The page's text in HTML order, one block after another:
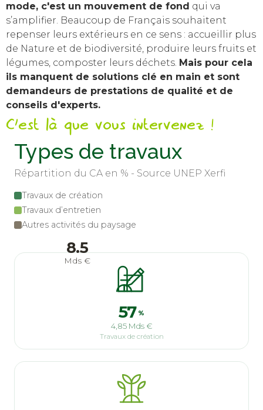
mode, c'est un mouvement de fond qui va
s’amplifier. Beaucoup de Français souhaitent
repenser leurs extérieurs en ce sens : accueillir plus
de Nature et de biodiversité, produire leurs fruits et
légumes, composter leurs déchets. Mais pour cela
ils manquent de solutions clé en main et sont
demandeurs de prestations de qualité et de
conseils d'experts.
C'est là que vous intervenez !
Types de travaux
Répartition du CA en % - Source UNEP Xerfi
Travaux de création
Travaux d’entretien
Autres activités du paysage
57 %
4,85 Mds €
Travaux de création
8.5
Mds €